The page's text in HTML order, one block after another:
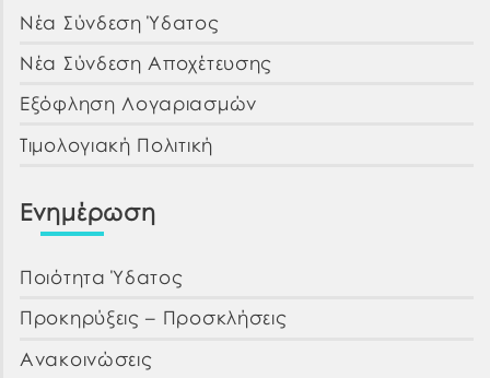
Νέα Σύνδεση Ύδατος
Νέα Σύνδεση Αποχέτευσης
Εξόφληση Λογαριασμών
Τιμολογιακή Πολιτική
Ενημέρωση
Ποιότητα Ύδατος
Προκηρύξεις – Προσκλήσεις
Ανακοινώσεις